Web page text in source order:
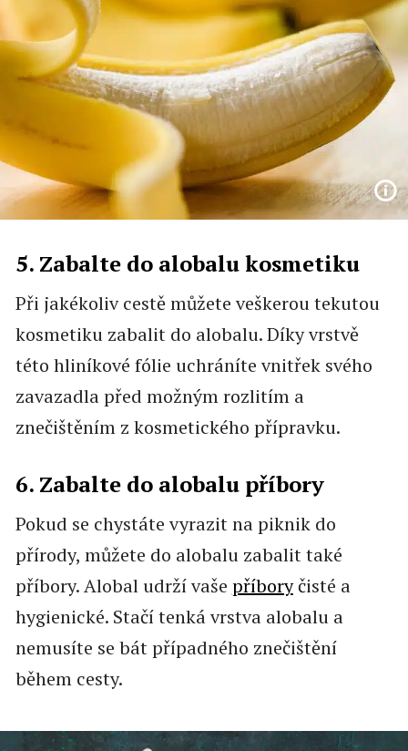
5. Zabalte do alobalu kosmetiku
Při jakékoliv cestě můžete veškerou tekutou
kosmetiku zabalit do alobalu. Díky vrstvě
této hliníkové fólie uchráníte vnitřek svého
zavazadla před možným rozlitím a
znečištěním z kosmetického přípravku.
6. Zabalte do alobalu příbory
Pokud se chystáte vyrazit na piknik do
přírody, můžete do alobalu zabalit také
příbory. Alobal udrží vaše příboryčisté a
hygienické. Stačí tenká vrstva alobalu a
nemusíte se bát případného znečištění
během cesty.